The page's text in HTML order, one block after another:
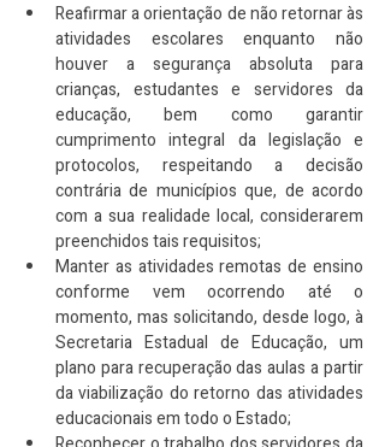
Reafirmar a orientação de não retornar às
atividades escolares enquanto não
houver a segurança absoluta para
crianças, estudantes e servidores da
educação, bem como garantir
cumprimento integral da legislação e
protocolos, respeitando a decisão
contrária de municípios que, de acordo
com a sua realidade local, considerarem
preenchidos tais requisitos;
Manter as atividades remotas de ensino
conforme vem ocorrendo até o
momento, mas solicitando, desde logo, à
Secretaria Estadual de Educação, um
plano para recuperação das aulas a partir
da viabilização do retorno das atividades
educacionais em todo o Estado;